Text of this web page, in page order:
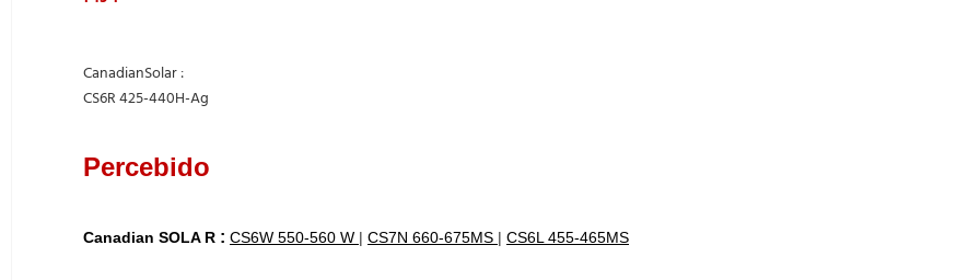
CanadianSolar:
CS6R 425-440H-Ag
Percebido
Canadian SOLA R : CS6W 550-560 W | CS7N 660-675MS | CS6L 455-465MS